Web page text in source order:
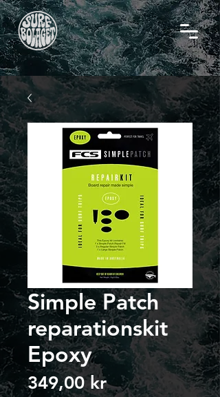
Simple Patch
reparationskit
Epoxy
349,00 krPris